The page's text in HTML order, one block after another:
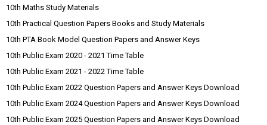
10th Maths Study Materials
10th Practical Question Papers Books and Study Materials
10th PTA Book Model Question Papers and Answer Keys
10th Public Exam 2020 - 2021 Time Table
10th Public Exam 2021 - 2022 Time Table
10th Public Exam 2022 Question Papers and Answer Keys Download
10th Public Exam 2024 Question Papers and Answer Keys Download
10th Public Exam 2025 Question Papers and Answer Keys Download